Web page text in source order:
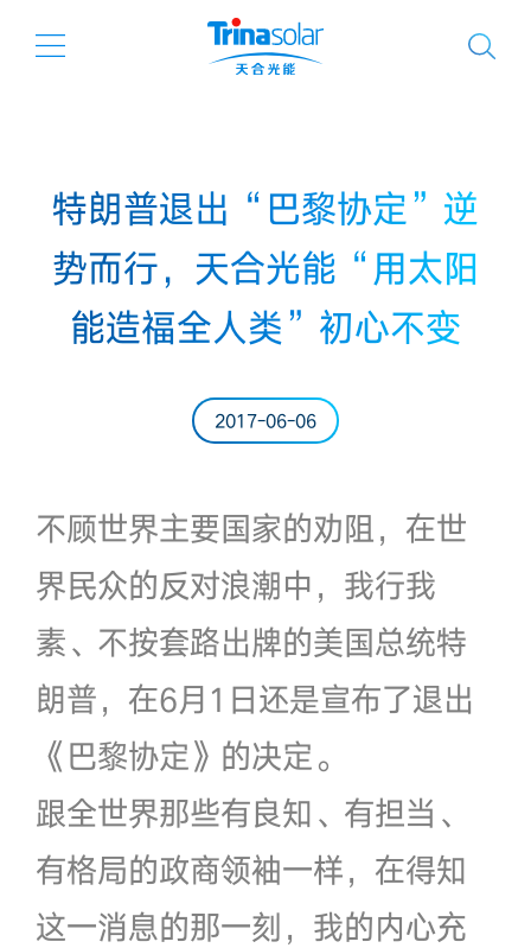
特朗普退出“巴黎协定”逆
势而行，天合光能“用太阳
能造福全人类”初心不变
2017-06-06
不顾世界主要国家的劝阻，在世
界民众的反对浪潮中，我行我
素、不按套路出牌的美国总统特
朗普，在6月1日还是宣布了退出
《巴黎协定》的决定。
跟全世界那些有良知、有担当、
有格局的政商领袖一样，在得知
这一消息的那一刻，我的内心充